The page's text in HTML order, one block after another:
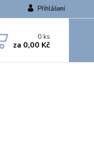
Přihlášení
0ks
za 0,00 Kč